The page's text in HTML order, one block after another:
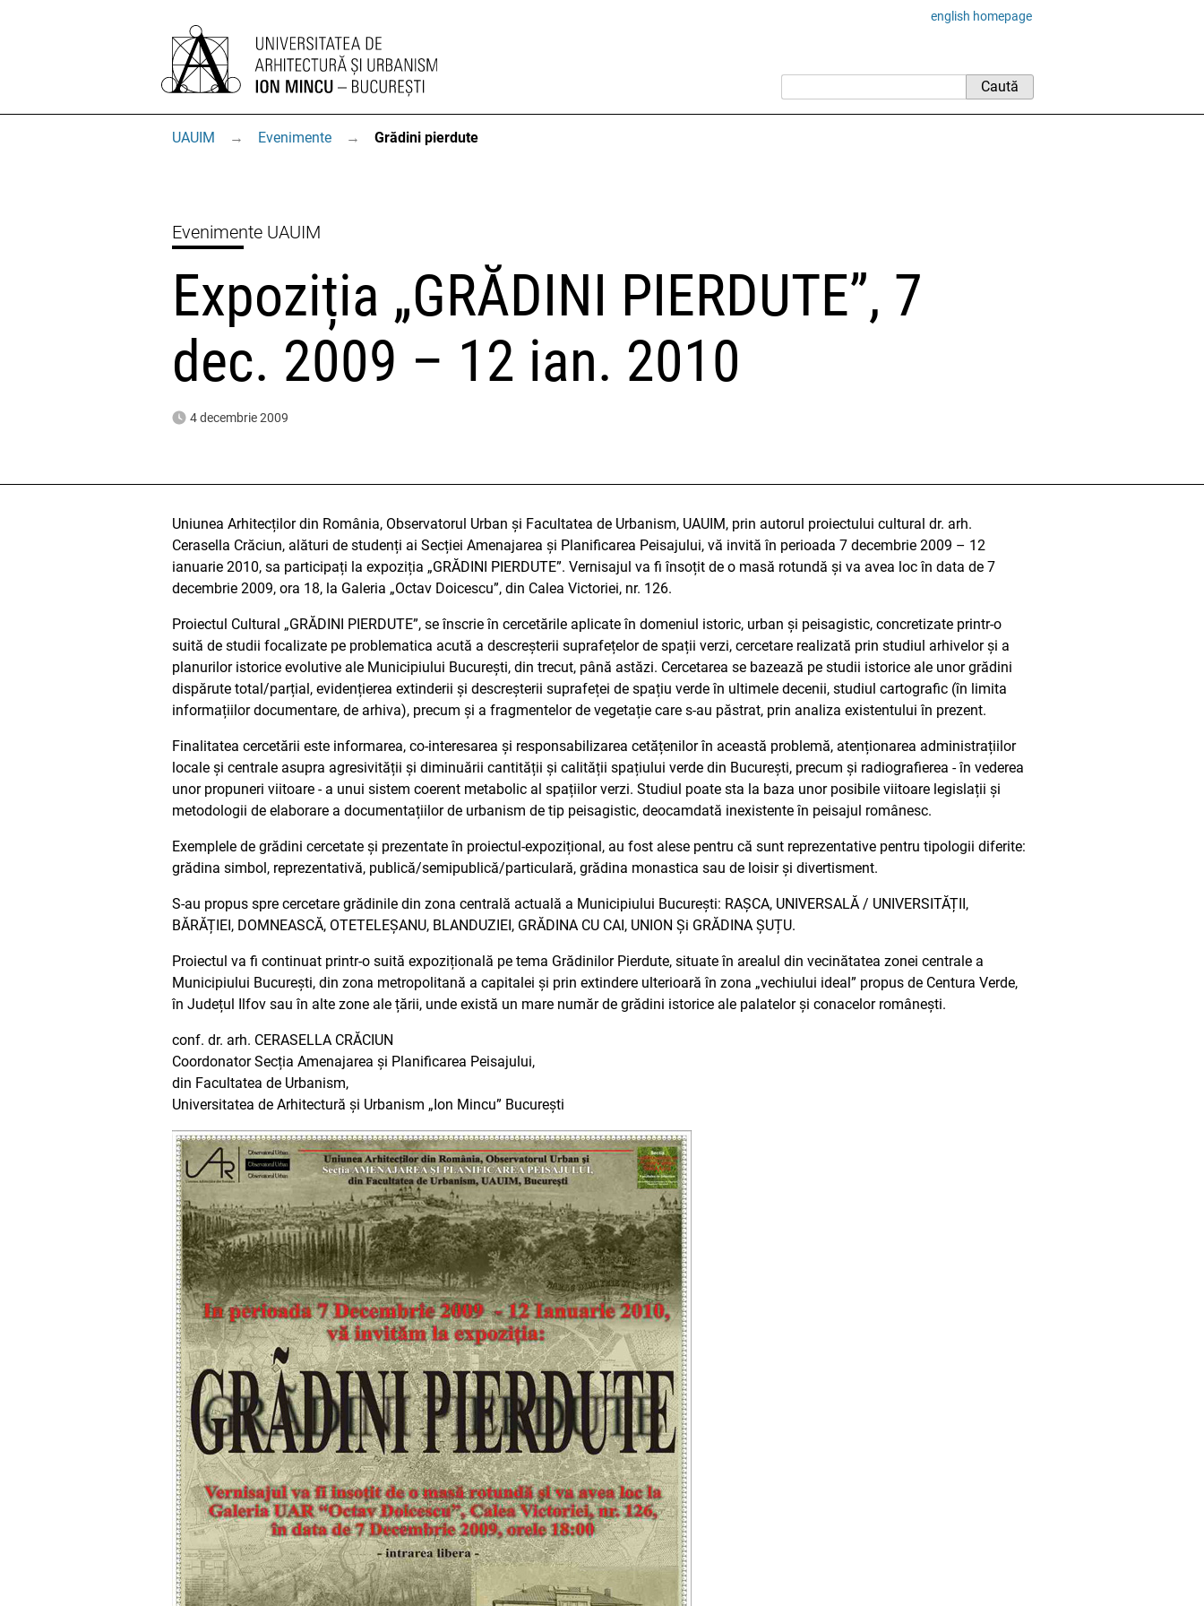
english homepage
UAUIM → Evenimente → Grădini pierdute
Evenimente UAUIM
Expoziția „GRĂDINI PIERDUTE”, 7
dec. 2009 – 12 ian. 2010
4 decembrie 2009
Uniunea Arhitecților din România, Observatorul Urban și Facultatea de Urbanism, UAUIM, prin autorul proiectului cultural dr. arh.
Cerasella Crăciun, alături de studenți ai Secției Amenajarea și Planificarea Peisajului, vă invită în perioada 7 decembrie 2009 – 12
ianuarie 2010, sa participați la expoziția „GRĂDINI PIERDUTE”. Vernisajul va fi însoțit de o masă rotundă și va avea loc în data de 7
decembrie 2009, ora 18, la Galeria „Octav Doicescu”, din Calea Victoriei, nr. 126.
Proiectul Cultural „GRĂDINI PIERDUTE”, se înscrie în cercetările aplicate în domeniul istoric, urban și peisagistic, concretizate printr-o
suită de studii focalizate pe problematica acută a descreșterii suprafețelor de spații verzi, cercetare realizată prin studiul arhivelor și a
planurilor istorice evolutive ale Municipiului București, din trecut, până astăzi. Cercetarea se bazează pe studii istorice ale unor grădini
dispărute total/parțial, evidențierea extinderii și descreșterii suprafeței de spațiu verde în ultimele decenii, studiul cartografic (în limita
informațiilor documentare, de arhiva), precum și a fragmentelor de vegetație care s-au păstrat, prin analiza existentului în prezent.
Finalitatea cercetării este informarea, co-interesarea și responsabilizarea cetățenilor în această problemă, atenționarea administrațiilor
locale și centrale asupra agresivității și diminuării cantității și calității spațiului verde din București, precum și radiografierea - în vederea
unor propuneri viitoare - a unui sistem coerent metabolic al spațiilor verzi. Studiul poate sta la baza unor posibile viitoare legislații și
metodologii de elaborare a documentațiilor de urbanism de tip peisagistic, deocamdată inexistente în peisajul românesc.
Exemplele de grădini cercetate și prezentate în proiectul-expozițional, au fost alese pentru că sunt reprezentative pentru tipologii diferite:
grădina simbol, reprezentativă, publică/semipublică/particulară, grădina monastica sau de loisir și divertisment.
S-au propus spre cercetare grădinile din zona centrală actuală a Municipiului București: RAȘCA, UNIVERSALĂ / UNIVERSITĂȚII,
BĂRĂȚIEI, DOMNEASCĂ, OTETELEȘANU, BLANDUZIEI, GRĂDINA CU CAI, UNION Și GRĂDINA ȘUȚU.
Proiectul va fi continuat printr-o suită expozițională pe tema Grădinilor Pierdute, situate în arealul din vecinătatea zonei centrale a
Municipiului București, din zona metropolitană a capitalei și prin extindere ulterioară în zona „vechiului ideal” propus de Centura Verde,
în Județul Ilfov sau în alte zone ale țării, unde există un mare număr de grădini istorice ale palatelor și conacelor românești.
conf. dr. arh. CERASELLA CRĂCIUN
Coordonator Secția Amenajarea și Planificarea Peisajului,
din Facultatea de Urbanism,
Universitatea de Arhitectură și Urbanism „Ion Mincu” București